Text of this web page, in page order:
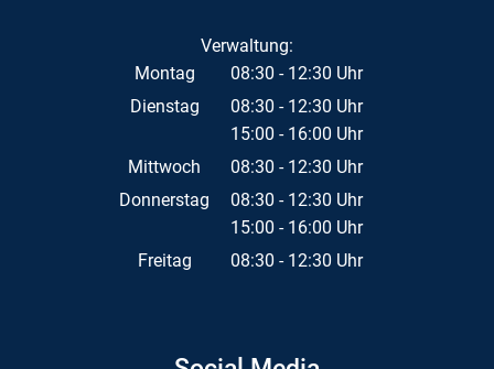
Verwaltung:
Montag
08:30 - 12:30 Uhr
Von 08:30 bis 12:30 Uhr
Dienstag 08:30 - 12:30 Uhr
Von 08:30 bis 12:30 Uhr
15:00 - 16:00 Uhr
Von 15:00 bis 16:00 Uhr
Mittwoch 08:30 - 12:30 Uhr
Von 08:30 bis 12:30 Uhr
Donnerstag 08:30 - 12:30 Uhr
Von 08:30 bis 12:30 Uhr
15:00 - 16:00 Uhr
Von 15:00 bis 16:00 Uhr
Freitag 08:30 - 12:30 Uhr